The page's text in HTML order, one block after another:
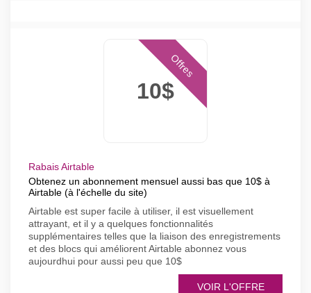
10$
Offres
Rabais Airtable
Obtenez un abonnement mensuel aussi bas que 10$ à
Airtable (à l'échelle du site)
Airtable est super facile à utiliser, il est visuellement
attrayant, et il y a quelques fonctionnalités
supplémentaires telles que la liaison des enregistrements
et des blocs qui améliorent Airtable abonnez vous
aujourdhui pour aussi peu que 10$
VOIR L'OFFRE